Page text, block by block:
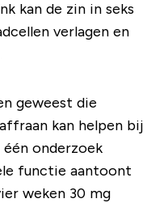
kan de zin in seks
verlagen en
geweest die
kan helpen bij
onderzoek
functie aantoont
weken 30 mg